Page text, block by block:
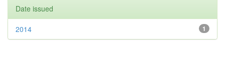
Date issued
1
2014